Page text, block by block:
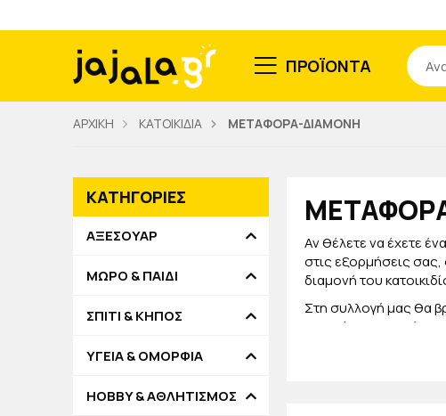
ΠΡΟΪΟΝΤΑ
ΑΡΧΙΚΗ ΚΑΤΟΙΚΙΔΙΑ ΜΕΤΑΦΟΡΑ-ΔΙΑΜΟΝΗ
Αν θέλετε να έχετε
στις εξορμήσεις
διαμονή του
Στη συλλογή μας θα
Επιπλέον, θα βρείτε και
Όλα είναι σε
ΚΑΤΗΓΟΡΙΕΣ
ΑΞΕΣΟΥΑΡ
ΜΩΡΟ & ΠΑΙΔΙ
ΣΠΙΤΙ & ΚΗΠΟΣ
ΥΓΕΙΑ & ΟΜΟΡΦΙΑ
HOBBY & ΑΘΛΗΤΙΣΜΟΣ